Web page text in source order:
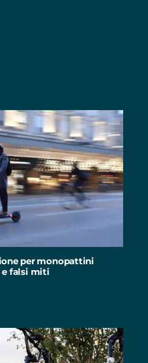
per monopattini
falsi miti